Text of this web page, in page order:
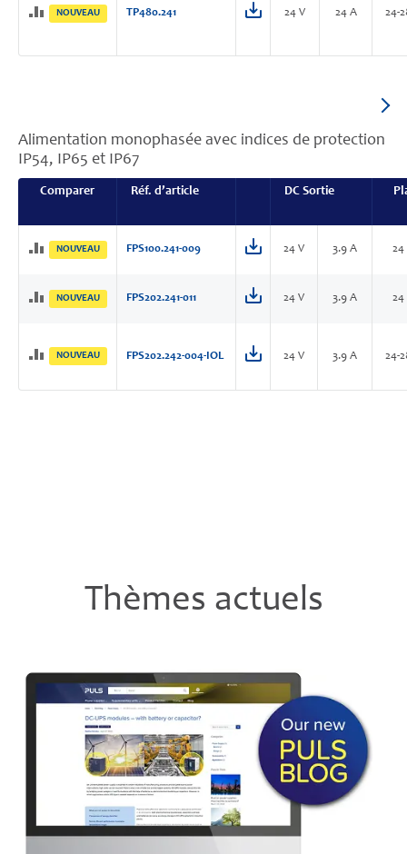
NOUVEAU TP480.241 24 V 24 A 24-
Alimentation monophasée avec indices de protection
IP54, IP65 et IP67
Comparer Réf. d’article DC Sortie
NOUVEAU FPS100.241-009 24 V 3.9 A 24
NOUVEAU FPS202.241-011 24 V 3.9 A 24
NOUVEAU FPS202.242-004-IOL 24 V 3.9 A 24-
Thèmes actuels